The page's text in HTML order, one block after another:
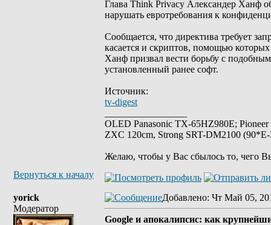
Глава Think Privacy Александер Ханф
нарушать евротребования к
Сообщается, что директива требует
касается и скриптов, помощью которых
Ханф призвал вести борьбу с
установленный ранее софт.
Источник:
tv-digest
OLED Panasonic TX-65HZ980E;
ZXC 120cm, Strong SRT-DM2100
Желаю, чтобы у Вас сбылось то, чего
Вернуться к началу
yorick
Модератор
Добавлено: Чт Май 05,
Google и апокалипсис: как